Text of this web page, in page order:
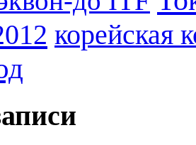
корейская